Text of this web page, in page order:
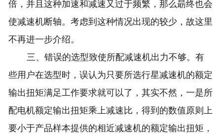
倍，并且这种加速和减速又过于频繁，那么朂终也会
使减速机断轴。考虑到这种情况出现的较少，故这里
不再进一步介绍。
三、错误的选型致使所配减速机出力不够。有
些用户在选型时，误认为只要所选行星减速机的额定
输出扭矩满足工作要求就可以了，其实不然，一是所
配电机额定输出扭矩乘上减速比，得到的数值原则上
要小于产品样本提供的相近减速机的额定输出扭矩，